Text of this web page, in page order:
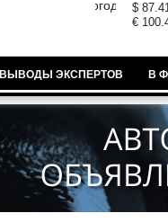
$
€
ВЫВОДЫ ЭКСПЕРТОВ В